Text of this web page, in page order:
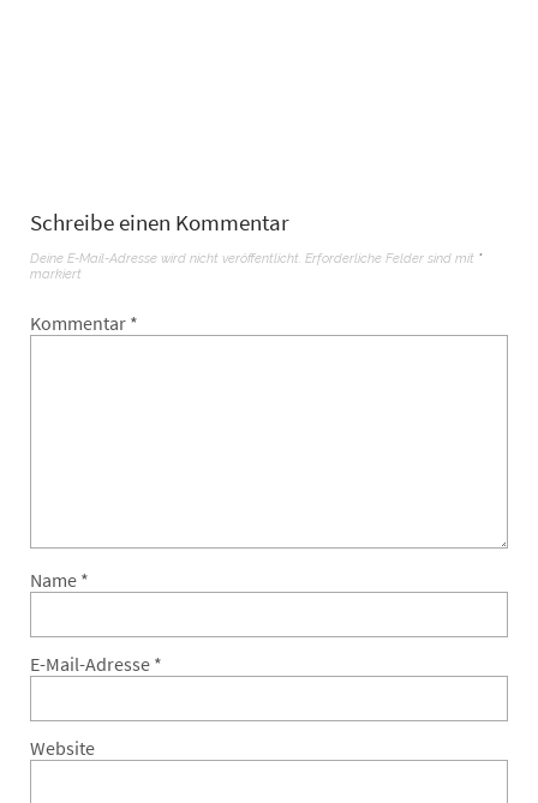
Schreibe einen Kommentar
Deine E-Mail-Adresse wird nicht veröffentlicht. Erforderliche Felder sind mit *
markiert
Kommentar *
Name *
E-Mail-Adresse *
Website